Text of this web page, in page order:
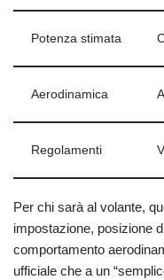
Potenza stimata
Aerodinamica
Regolamenti
Per chi sarà al volante,
impostazione, posizione
comportamento
ufficiale che a un